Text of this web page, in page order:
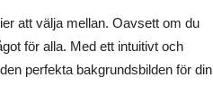
att välja mellan. Oavsett om du
för alla. Med ett intuitivt och
perfekta bakgrundsbilden för din